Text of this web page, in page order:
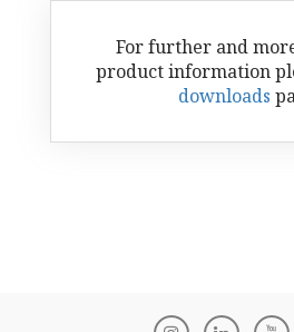
For further and
product information
downloads